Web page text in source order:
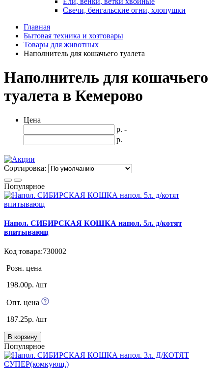
Свечи, бенгальские огни, хлопушки
Главная
Бытовая техника и хозтовары
Товары для животных
Наполнитель для кошачьего туалета
Наполнитель для кошачьего
туалета в Кемерово
Цена
р. -
р.
Сортировка:
Популярное
Напол. СИБИРСКАЯ КОШКА напол. 5л. д/котят
впитывающ
Код товара:730002
Розн. цена
198.00р. /шт
Опт. цена
187.25р. /шт
В корзину
Популярное